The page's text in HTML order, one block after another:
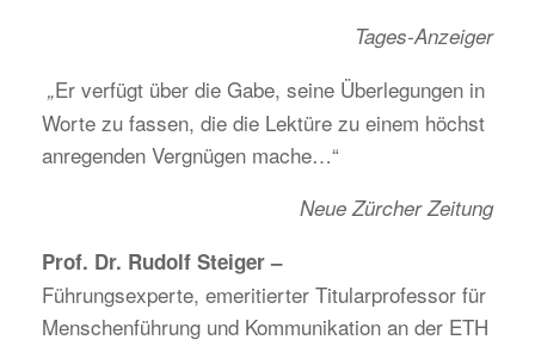
Tages-Anzeiger
„Er verfügt über die Gabe, seine Überlegungen in
Worte zu fassen, die die Lektüre zu einem höchst
anregenden Vergnügen mache…“
Neue Zürcher Zeitung
Prof. Dr. Rudolf Steiger –
Führungsexperte, emeritierter Titularprofessor für
Menschenführung und Kommunikation an der ETH